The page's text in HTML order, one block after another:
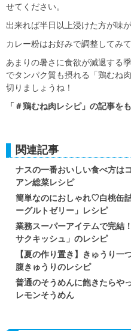
せてください。
出来れば半日以上浸けた方が味
カレー粉はお好みで調整してみて
あまりの暑さに食欲が減退する
でタンパク質も摂れる「鶏むね
切りましょうね！
「＃鶏むね肉レシピ」の記事を
関連記事
ナスの一番おいしい食べ方は
アン総菜レシピ
簡単なのにおしゃれ♡白桃缶
ーグルトゼリー」レシピ
業務スーパーアイテムで完結
サクキッシュ」のレシピ
【夏の作り置き】きゅうり
腹きゅうりのレシピ
普通のそうめんに飽きたらや
レモンそうめん